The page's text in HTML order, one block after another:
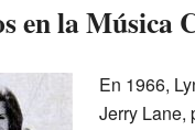
en la Música
En 1966,
Jerry Lane,